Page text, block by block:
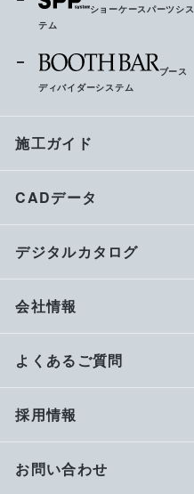
ショーケースパーツシス
テム
ブース
ディバイダーシステム
施工ガイド
CADデータ
デジタルカタログ
会社情報
よくあるご質問
採用情報
お問い合わせ